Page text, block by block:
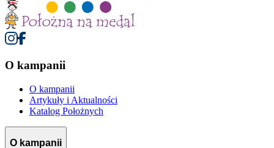
O kampanii
O kampanii
Artykuły i Aktualności
Katalog Położnych
O kampanii